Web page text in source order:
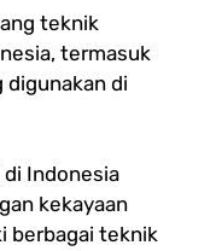
teknik
termasuk
digunakan di
Indonesia
kekayaan
berbagai teknik